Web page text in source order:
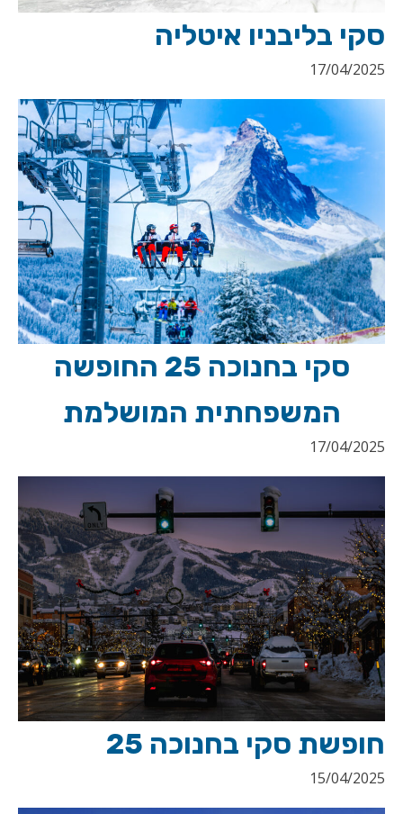
סקי בליבניו איטליה
17/04/2025
סקי בחנוכה 25 החופשה
המשפחתית המושלמת
17/04/2025
חופשת סקי בחנוכה 25
15/04/2025